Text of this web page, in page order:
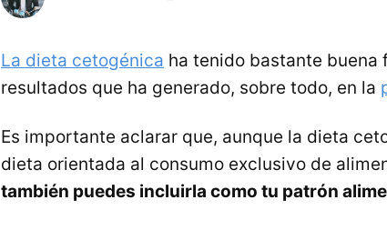
La dieta cetogénica ha tenido bastante buena
resultados que ha generado, sobre todo, en la
Es importante aclarar que, aunque la dieta
dieta orientada al consumo exclusivo de
también puedes incluirla como tu patrón